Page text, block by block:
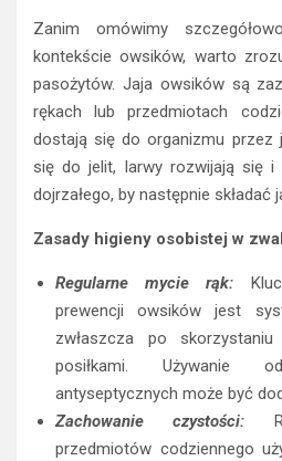
Zanim omówimy
kontekście owsików, warto
pasożytów. Jaja owsików są
rękach lub przedmiotach
dostają się do organizmu przez
się do jelit, larwy rozwijają się i
dojrzałego, by następnie składać
Zasady higieny osobistej w
Regularne mycie rąk:
prewencji owsików jest
zwłaszcza po
posiłkami. Używanie
antyseptycznych może być
Zachowanie czystości:
przedmiotów codziennego